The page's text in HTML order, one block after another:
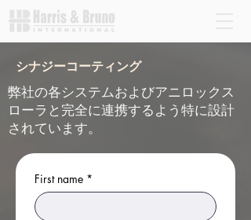
シナジーコーティング
弊社の各システムおよびアニロックス
ローラと完全に連携するよう特に設計
されています。
First name *